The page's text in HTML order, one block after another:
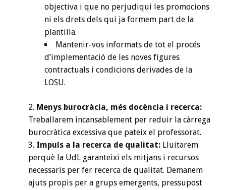
objectiva i que no perjudiqui les promocions
ni els drets dels qui ja formem part de la
plantilla.
Mantenir-vos informats de tot el procés
d’implementació de les noves figures
contractuals i condicions derivades de la
LOSU.
Menys burocràcia, més docència i recerca:
Treballarem incansablement per reduir la càrrega
burocràtica excessiva que pateix el professorat.
Impuls a la recerca de qualitat: Lluitarem
perquè la UdL garanteixi els mitjans i recursos
necessaris per fer recerca de qualitat. Demanem
ajuts propis per a grups emergents, pressupost